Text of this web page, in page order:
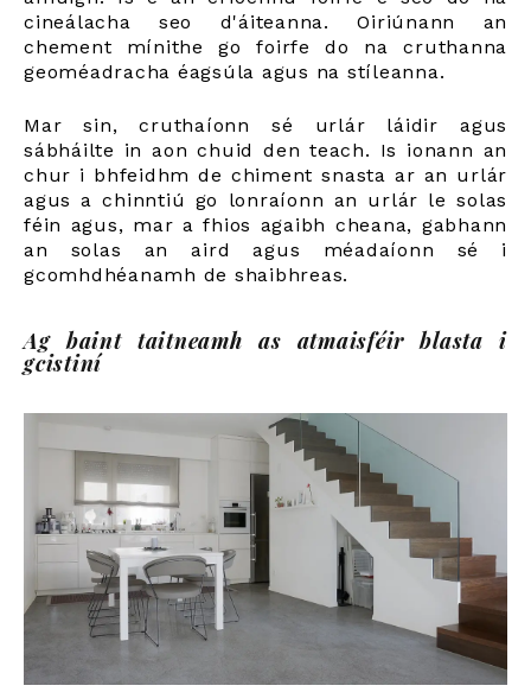
cineálacha seo d'áiteanna. Oiriúnann an
chement mínithe go foirfe do na cruthanna
geoméadracha éagsúla agus na stíleanna.
Mar sin, cruthaíonn sé urlár láidir agus
sábháilte in aon chuid den teach. Is ionann an
chur i bhfeidhm de chiment snasta ar an urlár
agus a chinntiú go lonraíonn an urlár le solas
féin agus, mar a fhios agaibh cheana, gabhann
an solas an aird agus méadaíonn sé i
gcomhdhéanamh de shaibhreas.
Ag baint taitneamh as atmaisféir blasta i
gcistiní